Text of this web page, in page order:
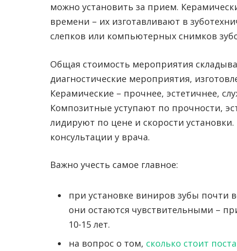
можно установить за прием.
времени – их изготавливают в
слепков или компьютерных снимков
Общая стоимость мероприятия
диагностические мероприятия,
Керамические – прочнее, эстетичнее,
Композитные уступают по прочности,
лидируют по цене и скорости
консультации у врача.
Важно учесть самое главное:
при установке виниров зубы почти
они остаются чувствительными –
10-15 лет.
на вопрос о том, сколько стоит